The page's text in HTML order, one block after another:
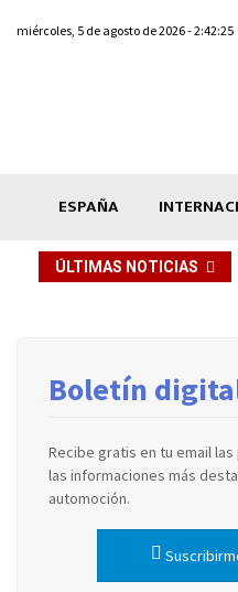
miércoles, 5 de agosto de 2026 - 2:42:25
ESPAÑA
ÚLTIMAS NOTICIAS
Boletín
Recibe gratis en tu email
las informaciones más
automoción.